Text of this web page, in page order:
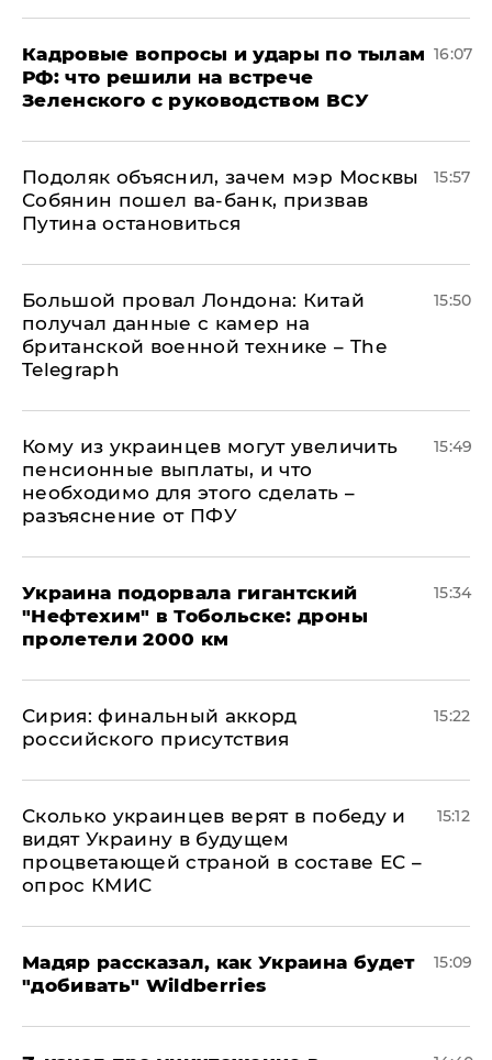
Кадровые вопросы и удары по тылам
РФ: что решили на встрече
Зеленского с руководством ВСУ
16:07
Подоляк объяснил, зачем мэр Москвы
Собянин пошел ва-банк, призвав
Путина остановиться
15:57
Большой провал Лондона: Китай
получал данные с камер на
британской военной технике – The
Telegraph
15:50
Кому из украинцев могут увеличить
пенсионные выплаты, и что
необходимо для этого сделать –
разъяснение от ПФУ
15:49
Украина подорвала гигантский
"Нефтехим" в Тобольске: дроны
пролетели 2000 км
15:34
​Сирия: финальный аккорд
российского присутствия
15:22
Сколько украинцев верят в победу и
видят Украину в будущем
процветающей страной в составе ЕС –
опрос КМИС
15:12
Мадяр рассказал, как Украина будет
"добивать" Wildberries
15:09